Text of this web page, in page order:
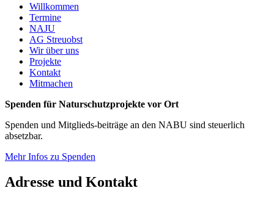
Willkommen
Termine
NAJU
AG Streuobst
Wir über uns
Projekte
Kontakt
Mitmachen
Spenden für Naturschutzprojekte vor Ort
Spenden und Mitglieds-beiträge an den NABU sind steuerlich
absetzbar.
Mehr Infos zu Spenden
Adresse und Kontakt